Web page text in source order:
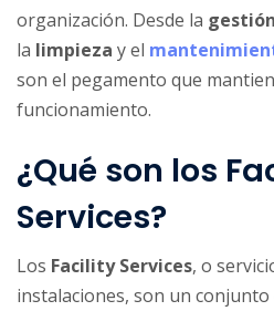
organización. Desde la
la limpieza y el
son el pegamento que
funcionamiento.
¿Qué son los
Services?
Los Facility Services, o
instalaciones, son un conjunto